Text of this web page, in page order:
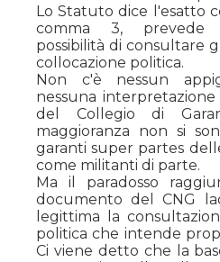
Lo Statuto dice l'esatto
comma 3, prevede
possibilità di consultare
collocazione politica.
Non c'è nessun
nessuna
del Collegio di
maggioranza non si
garanti super partes
come militanti di parte.
Ma il paradosso
documento del CNG
legittima la
politica che intende
Ci viene detto che la